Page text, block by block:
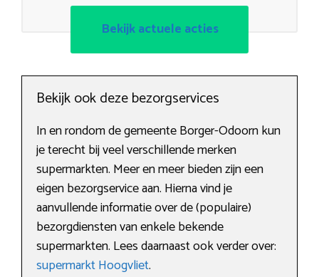
Bekijk actuele acties
Bekijk ook deze bezorgservices
In en rondom de gemeente Borger-Odoorn kun
je terecht bij veel verschillende merken
supermarkten. Meer en meer bieden zijn een
eigen bezorgservice aan. Hierna vind je
aanvullende informatie over de (populaire)
bezorgdiensten van enkele bekende
supermarkten. Lees daarnaast ook verder over:
supermarkt Hoogvliet.